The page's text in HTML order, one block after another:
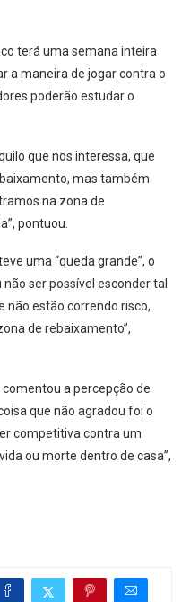
terá uma semana inteira
a maneira de jogar contra o
poderão estudar o
que nos interessa, que
mas também
na zona de
pontuou.
uma “queda grande”, o
ser possível esconder tal
não estão correndo risco,
de rebaixamento”,
a percepção de
que não agradou foi o
competitiva contra um
ou morte dentro de casa”,